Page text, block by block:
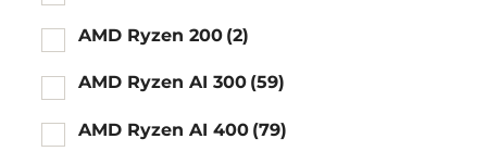
AMD Ryzen 200 (2)
AMD Ryzen AI 300 (59)
AMD Ryzen AI 400 (79)